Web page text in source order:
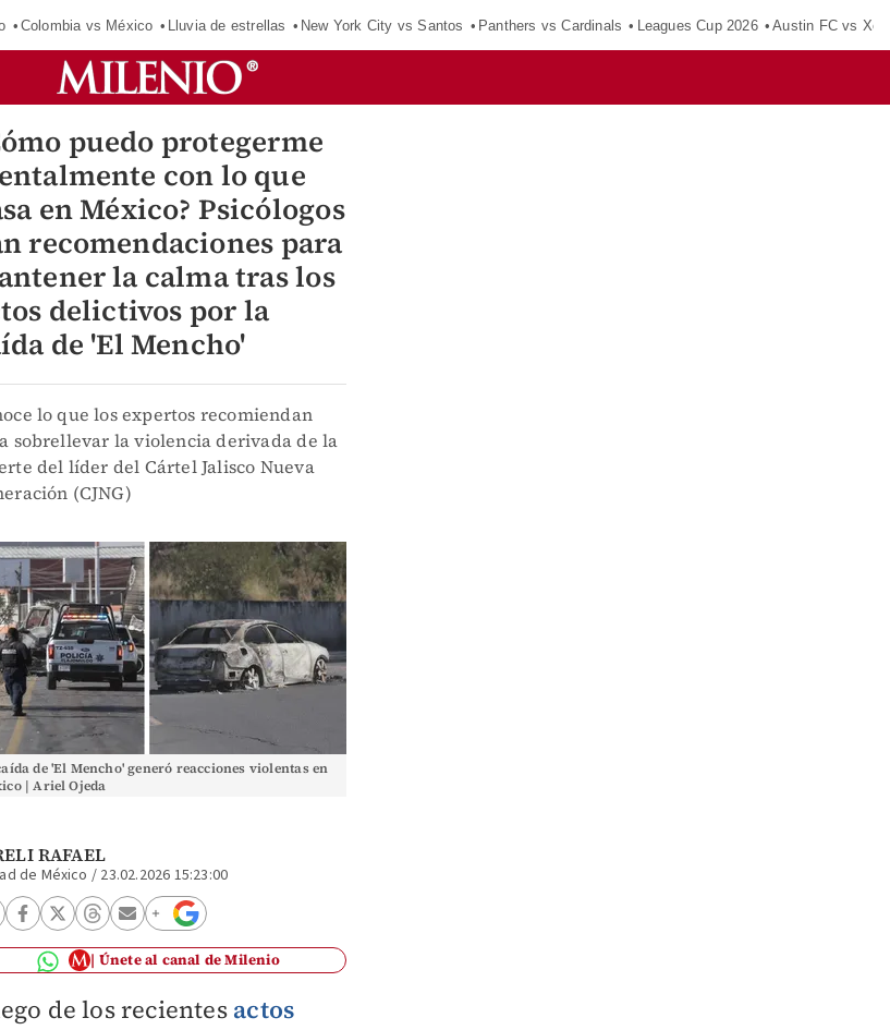
Colombia vs México Lluvia de estrellas New York City vs Santos Panthers vs Cardinals Leagues Cup 2026 Austin FC vs
puedo protegerme
con lo que
en México? Psicólogos
recomendaciones para
la calma tras los
delictivos por la
de 'El Mencho'
lo que los expertos recomiendan
sobrellevar la violencia derivada de la
del líder del Cártel Jalisco Nueva
(CJNG)
de 'El Mencho' generó reacciones violentas en
| Ariel Ojeda
RAFAEL
de México / 23.02.2026 15:23:00
Únete al canal de Milenio
de los recientesactos